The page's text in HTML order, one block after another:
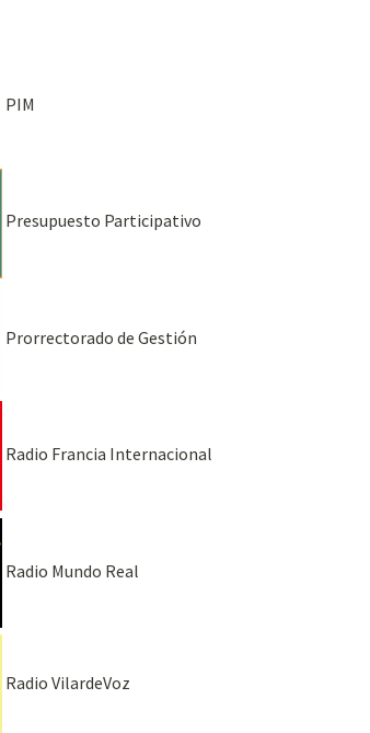
PIM
Presupuesto Participativo
Prorrectorado de Gestión
Radio Francia Internacional
Radio Mundo Real
Radio VilardeVoz